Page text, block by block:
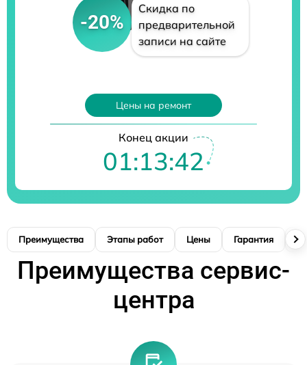
-20%
Скидка по
предварительной
записи на сайте
Цены на ремонт
Конец акции
01:13:42
Преимущества Этапы работ Цены Гарантия
Преимущества сервис-
центра